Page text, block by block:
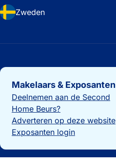
Zweden
Belangrijke links
Makelaars & Exposanten
Deelnemen aan de Second
Home Beurs?
Adverteren op deze website
Exposanten login